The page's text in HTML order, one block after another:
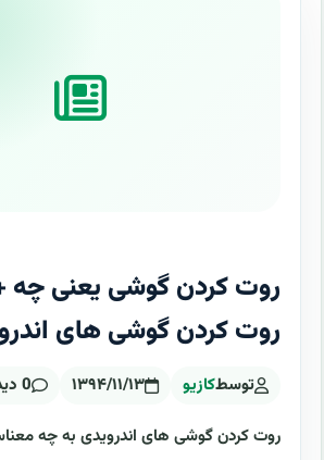
روت کردن گوشی یعنی چه
روت کردن گوشی های
توسطکازیو ۱۳۹۴/۱۱/۱۳ 0 دیدگاه
روت کردن گوشی های اندرویدی به چه